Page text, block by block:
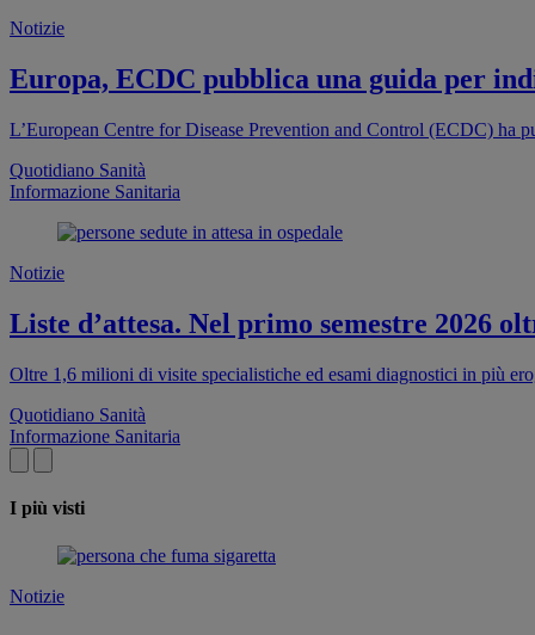
Notizie
Europa, ECDC pubblica una guida per
L’European Centre for Disease Prevention and Control (ECDC)
Quotidiano Sanità
Informazione Sanitaria
Notizie
Liste d’attesa. Nel primo semestre 2026
Oltre 1,6 milioni di visite specialistiche ed esami diagnostici in più
Quotidiano Sanità
Informazione Sanitaria
I più visti
Notizie